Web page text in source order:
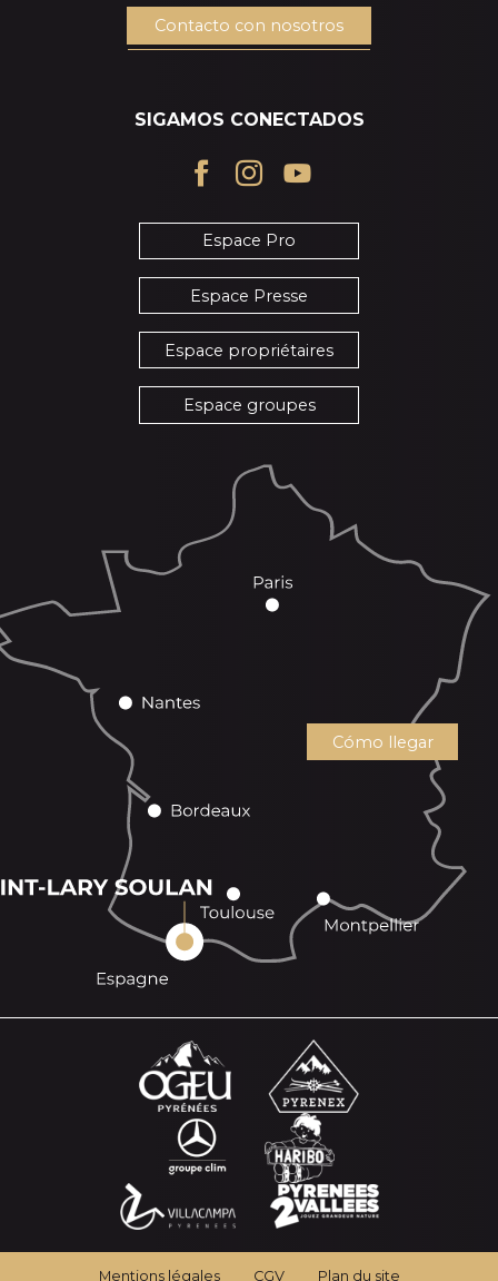
Contacto con nosotros
SIGAMOS CONECTADOS
Espace Pro
Espace Presse
Espace propriétaires
Espace groupes
Cómo llegar
Mentions légales CGV Plan du site